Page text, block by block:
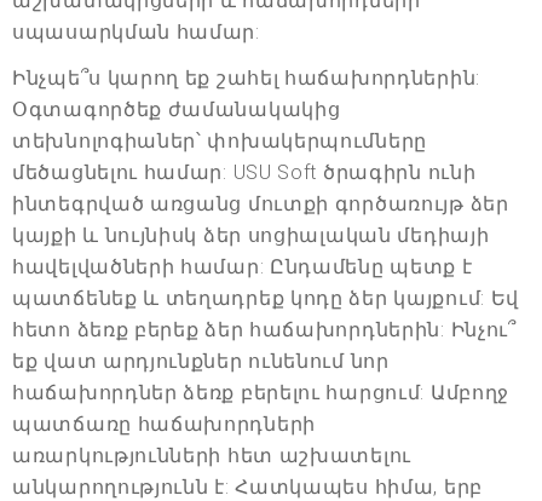
սպասարկման համար:
Ինչպե՞ս կարող եք շահել հաճախորդներին:
Օգտագործեք ժամանակակից
տեխնոլոգիաներ՝ փոխակերպումները
մեծացնելու համար: USU Soft ծրագիրն ունի
ինտեգրված առցանց մուտքի գործառույթ ձեր
կայքի և նույնիսկ ձեր սոցիալական մեդիայի
հավելվածների համար: Ընդամենը պետք է
պատճենեք և տեղադրեք կոդը ձեր կայքում: Եվ
հետո ձեռք բերեք ձեր հաճախորդներին: Ինչու՞
եք վատ արդյունքներ ունենում նոր
հաճախորդներ ձեռք բերելու հարցում: Ամբողջ
պատճառը հաճախորդների
առարկությունների հետ աշխատելու
անկարողությունն է: Հատկապես հիմա, երբ